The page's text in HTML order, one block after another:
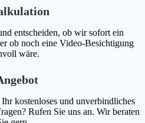
entscheiden, ob wir sofort ein
ob noch eine Video-Besichtigung
wäre.
kostenloses und unverbindliches
Rufen Sie uns an. Wir beraten